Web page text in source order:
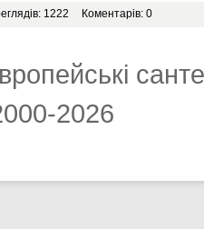
1222 Коментарів: 0
2026